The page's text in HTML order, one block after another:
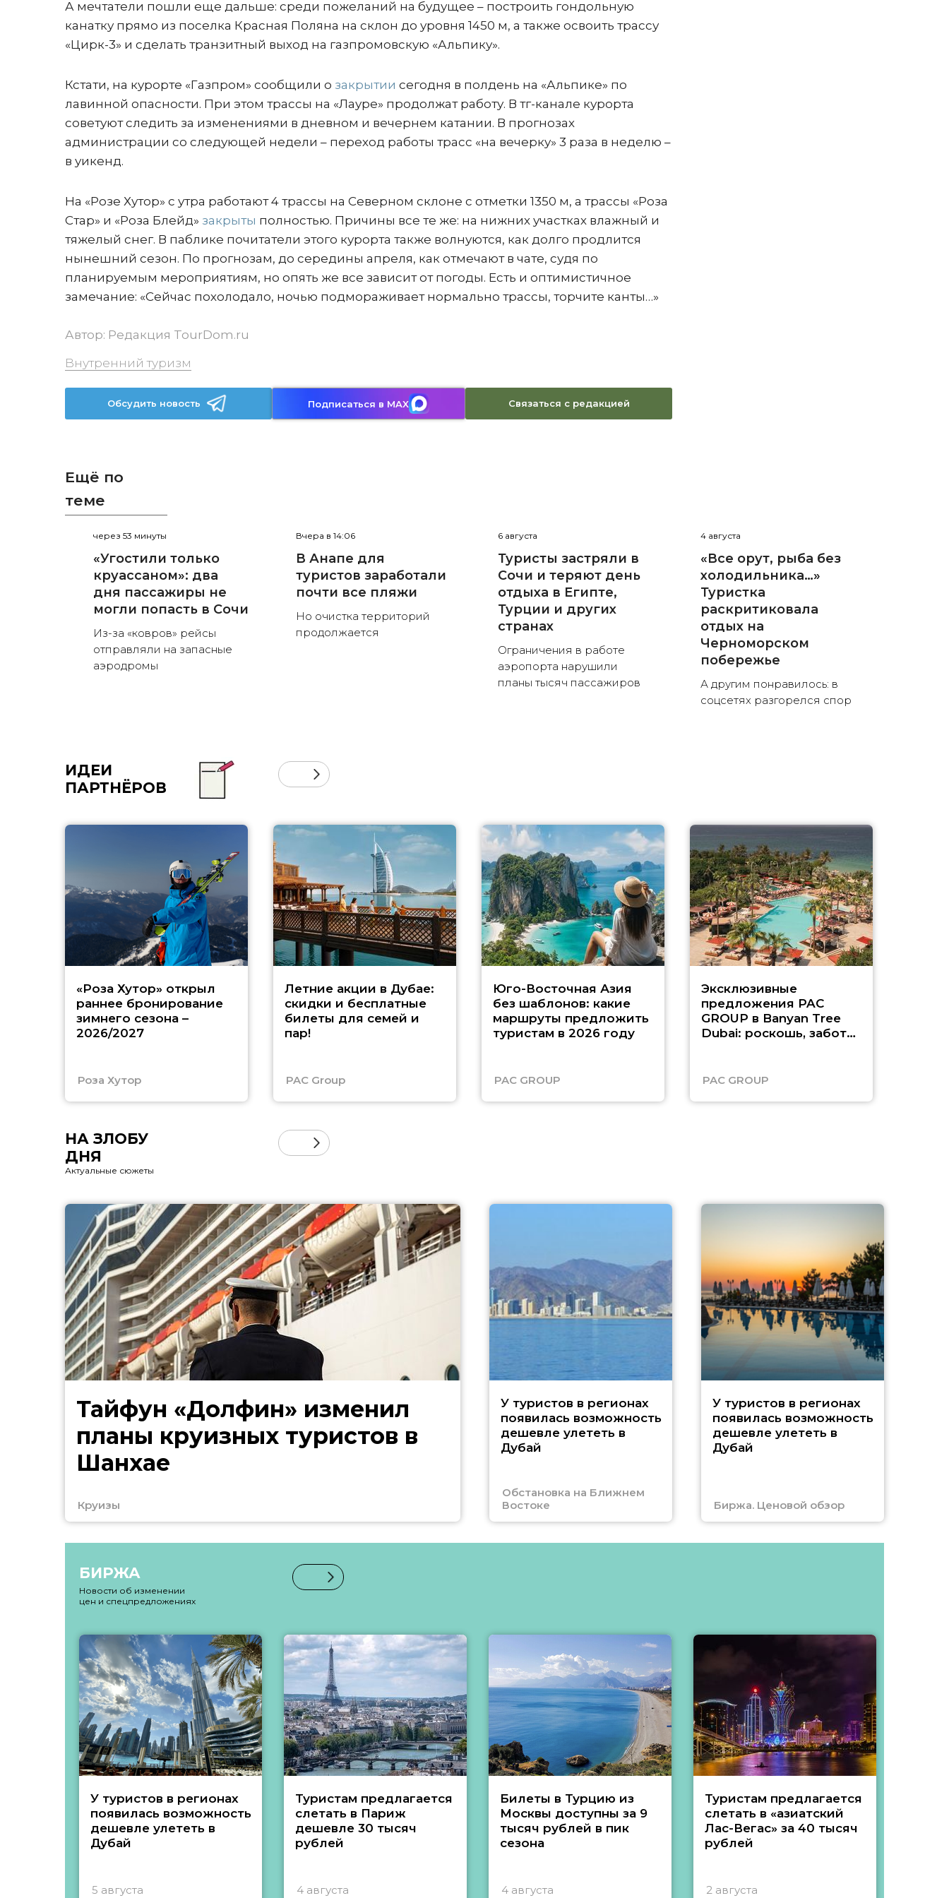
А мечтатели пошли еще дальше: среди пожеланий на будущее – построить гондольную
канатку прямо из поселка Красная Поляна на склон до уровня 1450 м, а также освоить трассу
«Цирк-3» и сделать транзитный выход на газпромовскую «Альпику».
Кстати, на курорте «Газпром» сообщили о закрытии сегодня в полдень на «Альпике» по
лавинной опасности. При этом трассы на «Лауре» продолжат работу. В тг-канале курорта
советуют следить за изменениями в дневном и вечернем катании. В прогнозах
администрации со следующей недели – переход работы трасс «на вечерку» 3 раза в неделю –
в уикенд.
На «Розе Хутор» с утра работают 4 трассы на Северном склоне с отметки 1350 м, а трассы «Роза
Стар» и «Роза Блейд» закрыты полностью. Причины все те же: на нижних участках влажный и
тяжелый снег. В паблике почитатели этого курорта также волнуются, как долго продлится
нынешний сезон. По прогнозам, до середины апреля, как отмечают в чате, судя по
планируемым мероприятиям, но опять же все зависит от погоды. Есть и оптимистичное
замечание: «Сейчас похолодало, ночью подмораживает нормально трассы, торчите канты…»
Автор: Редакция TourDom.ru
Внутренний туризм
Обсудить новость Подписаться в MAX Связаться с редакцией
Ещё по
теме
через 53 минуты
«Угостили только
круассаном»: два
дня пассажиры не
могли попасть в Сочи
Из-за «ковров» рейсы
отправляли на запасные
аэродромы
Вчера в 14:06
В Анапе для
туристов заработали
почти все пляжи
Но очистка территорий
продолжается
6 августа
Туристы застряли в
Сочи и теряют день
отдыха в Египте,
Турции и других
странах
Ограничения в работе
аэропорта нарушили
планы тысяч пассажиров
4 августа
«Все орут, рыба без
холодильника…»
Туристка
раскритиковала
отдых на
Черноморском
побережье
А другим понравилось: в
соцсетях разгорелся спор
ИДЕИ
ПАРТНЁРОВ
«Роза Хутор» открыл
раннее бронирование
зимнего сезона –
2026/2027
Роза Хутор
Летние акции в Дубае:
скидки и бесплатные
билеты для семей и
пар!
PAC Group
Юго-Восточная Азия
без шаблонов: какие
маршруты предложить
туристам в 2026 году
PAC GROUP
Эксклюзивные
предложения PAC
GROUP в Banyan Tree
Dubai: роскошь, забота
PAC GROUP
НА ЗЛОБУ
ДНЯ
Актуальные сюжеты
Тайфун «Долфин» изменил
планы круизных туристов в
Шанхае
Круизы
У туристов в регионах
появилась возможность
дешевле улететь в
Дубай
Обстановка на Ближнем
Востоке
У туристов в регионах
появилась возможность
дешевле улететь в
Дубай
Биржа. Ценовой обзор
БИРЖА
Новости об изменении
цен и спецпредложениях
У туристов в регионах
появилась возможность
дешевле улететь в
Дубай
5 августа
Туристам предлагается
слетать в Париж
дешевле 30 тысяч
рублей
4 августа
Билеты в Турцию из
Москвы доступны за 9
тысяч рублей в пик
сезона
4 августа
Туристам предлагается
слетать в «азиатский
Лас-Вегас» за 40 тысяч
рублей
2 августа